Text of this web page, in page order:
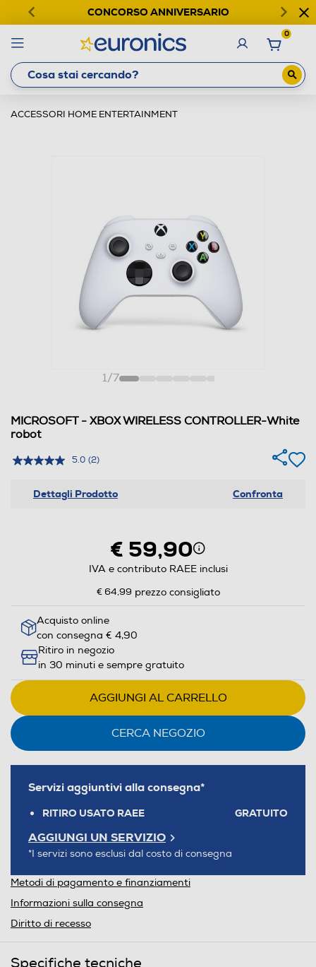
CONCORSO ANNIVERSARIO
0
ACCESSORI HOME ENTERTAINMENT
1/7
MICROSOFT - XBOX WIRELESS CONTROLLER-White
robot
5.0 (2)
Dettagli Prodotto Confronta
€ 59,90
IVA e contributo RAEE inclusi
€ 64,99 prezzo consigliato
Acquisto online
con consegna € 4,90
Ritiro in negozio
in 30 minuti e sempre gratuito
AGGIUNGI AL CARRELLO
CERCA NEGOZIO
Servizi aggiuntivi alla consegna*
RITIRO USATO RAEE GRATUITO
AGGIUNGI UN SERVIZIO
*I servizi sono esclusi dal costo di consegna
Metodi di pagamento e finanziamenti
Informazioni sulla consegna
Diritto di recesso
Specifiche tecniche